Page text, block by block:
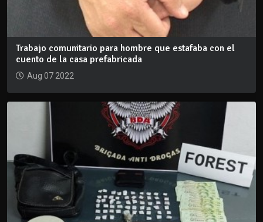
Trabajo comunitario para hombre que estafaba con el
cuento de la casa prefabricada
Aug 07 2022